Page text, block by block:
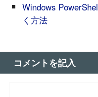
Windows
く方法
コメントを記入